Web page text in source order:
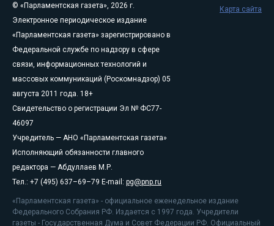
© «Парламентская газета», 2026 г.
Электронное периодическое издание
«Парламентская газета» зарегистрировано в
Федеральной службе по надзору в сфере
связи, информационных технологий и
массовых коммуникаций (Роскомнадзор) 05
августа 2011 года. 18+
Свидетельство о регистрации Эл № ФС77-
46097
Учредитель — АНО «Парламентская газета»
Исполняющий обязанности главного
редактора — Абдуллаев М.Р.
Тел.: +7 (495) 637–69–79 E-mail: pg@pnp.ru
«Парламентская газета» - официальное еженедельное издание
Федерального Собрания РФ. Издается с 1997 года. Учредители
газеты - Государственная Дума и Совет Федерации РФ. Официальный
Карта сайта